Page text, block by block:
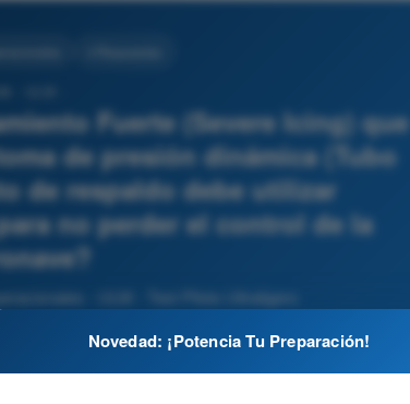
Fuerte (Severe Icing) que
de presión dinámica (Tubo
de respaldo debe utilizar
no perder el control de la
- ULM - Test Piloto Ultraligero
Novedad: ¡Potencia Tu Preparación!